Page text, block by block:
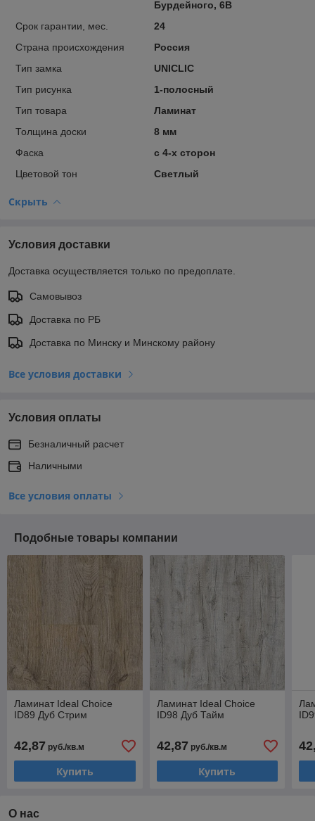
Бурдейного, 6В
Срок гарантии, мес.
24
Страна происхождения
Россия
Тип замка
UNICLIC
Тип рисунка
1-полосный
Тип товара
Ламинат
Толщина доски
8 мм
Фаска
с 4-х сторон
Цветовой тон
Светлый
Скрыть
Условия доставки
Доставка осуществляется только по предоплате.
Самовывоз
Доставка по РБ
Доставка по Минску и Минскому району
Все условия доставки
Условия оплаты
Безналичный расчет
Наличными
Все условия оплаты
Подобные товары компании
Ламинат Ideal Choice
ID89 Дуб Стрим
42,87 руб./кв.м
Купить
Ламинат Ideal Choice
ID98 Дуб Тайм
42,87 руб./кв.м
Купить
О нас